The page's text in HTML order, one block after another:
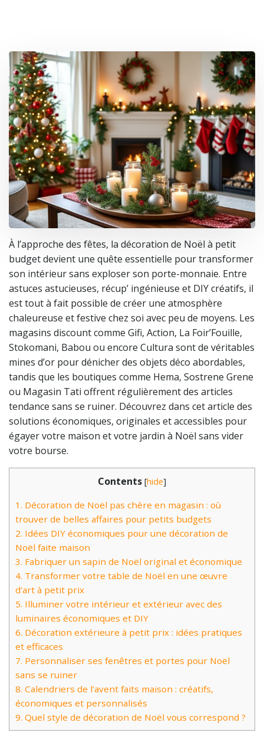
À l’approche des fêtes, la décoration de Noël à petit
budget devient une quête essentielle pour transformer
son intérieur sans exploser son porte-monnaie. Entre
astuces astucieuses, récup’ ingénieuse et DIY créatifs, il
est tout à fait possible de créer une atmosphère
chaleureuse et festive chez soi avec peu de moyens. Les
magasins discount comme Gifi, Action, La Foir’Fouille,
Stokomani, Babou ou encore Cultura sont de véritables
mines d’or pour dénicher des objets déco abordables,
tandis que les boutiques comme Hema, Sostrene Grene
ou Magasin Tati offrent régulièrement des articles
tendance sans se ruiner. Découvrez dans cet article des
solutions économiques, originales et accessibles pour
égayer votre maison et votre jardin à Noël sans vider
votre bourse.
Contents [hide]
1. Décoration de Noël pas chère en magasin : où
trouver de belles affaires pour petits budgets
2. Idées DIY économiques pour une décoration de
Noël faite maison
3. Fabriquer un sapin de Noël original et économique
4. Transformer votre table de Noël en une œuvre
d’art à petit prix
5. Illuminer votre intérieur et extérieur avec des
luminaires économiques et DIY
6. Décoration extérieure à petit prix : idées pratiques
et efficaces
7. Personnaliser ses fenêtres et portes pour Noël
sans se ruiner
8. Calendriers de l’avent faits maison : créatifs,
économiques et personnalisés
9. Quel style de décoration de Noël vous correspond ?